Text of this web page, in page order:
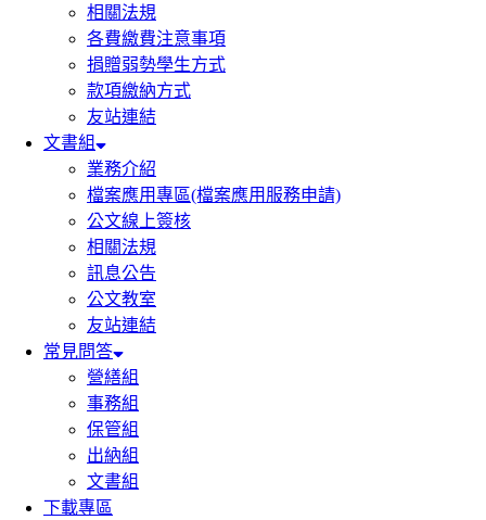
相關法規
各費繳費注意事項
捐贈弱勢學生方式
款項繳納方式
友站連結
文書組
業務介紹
檔案應用專區(檔案應用服務申請)
公文線上簽核
相關法規
訊息公告
公文教室
友站連結
常見問答
營繕組
事務組
保管組
出納組
文書組
下載專區